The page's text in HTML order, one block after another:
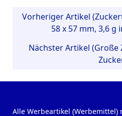
Vorheriger Artikel
58 x 57 mm, 3,6 g
Nächster Artikel
Alle Werbeartikel